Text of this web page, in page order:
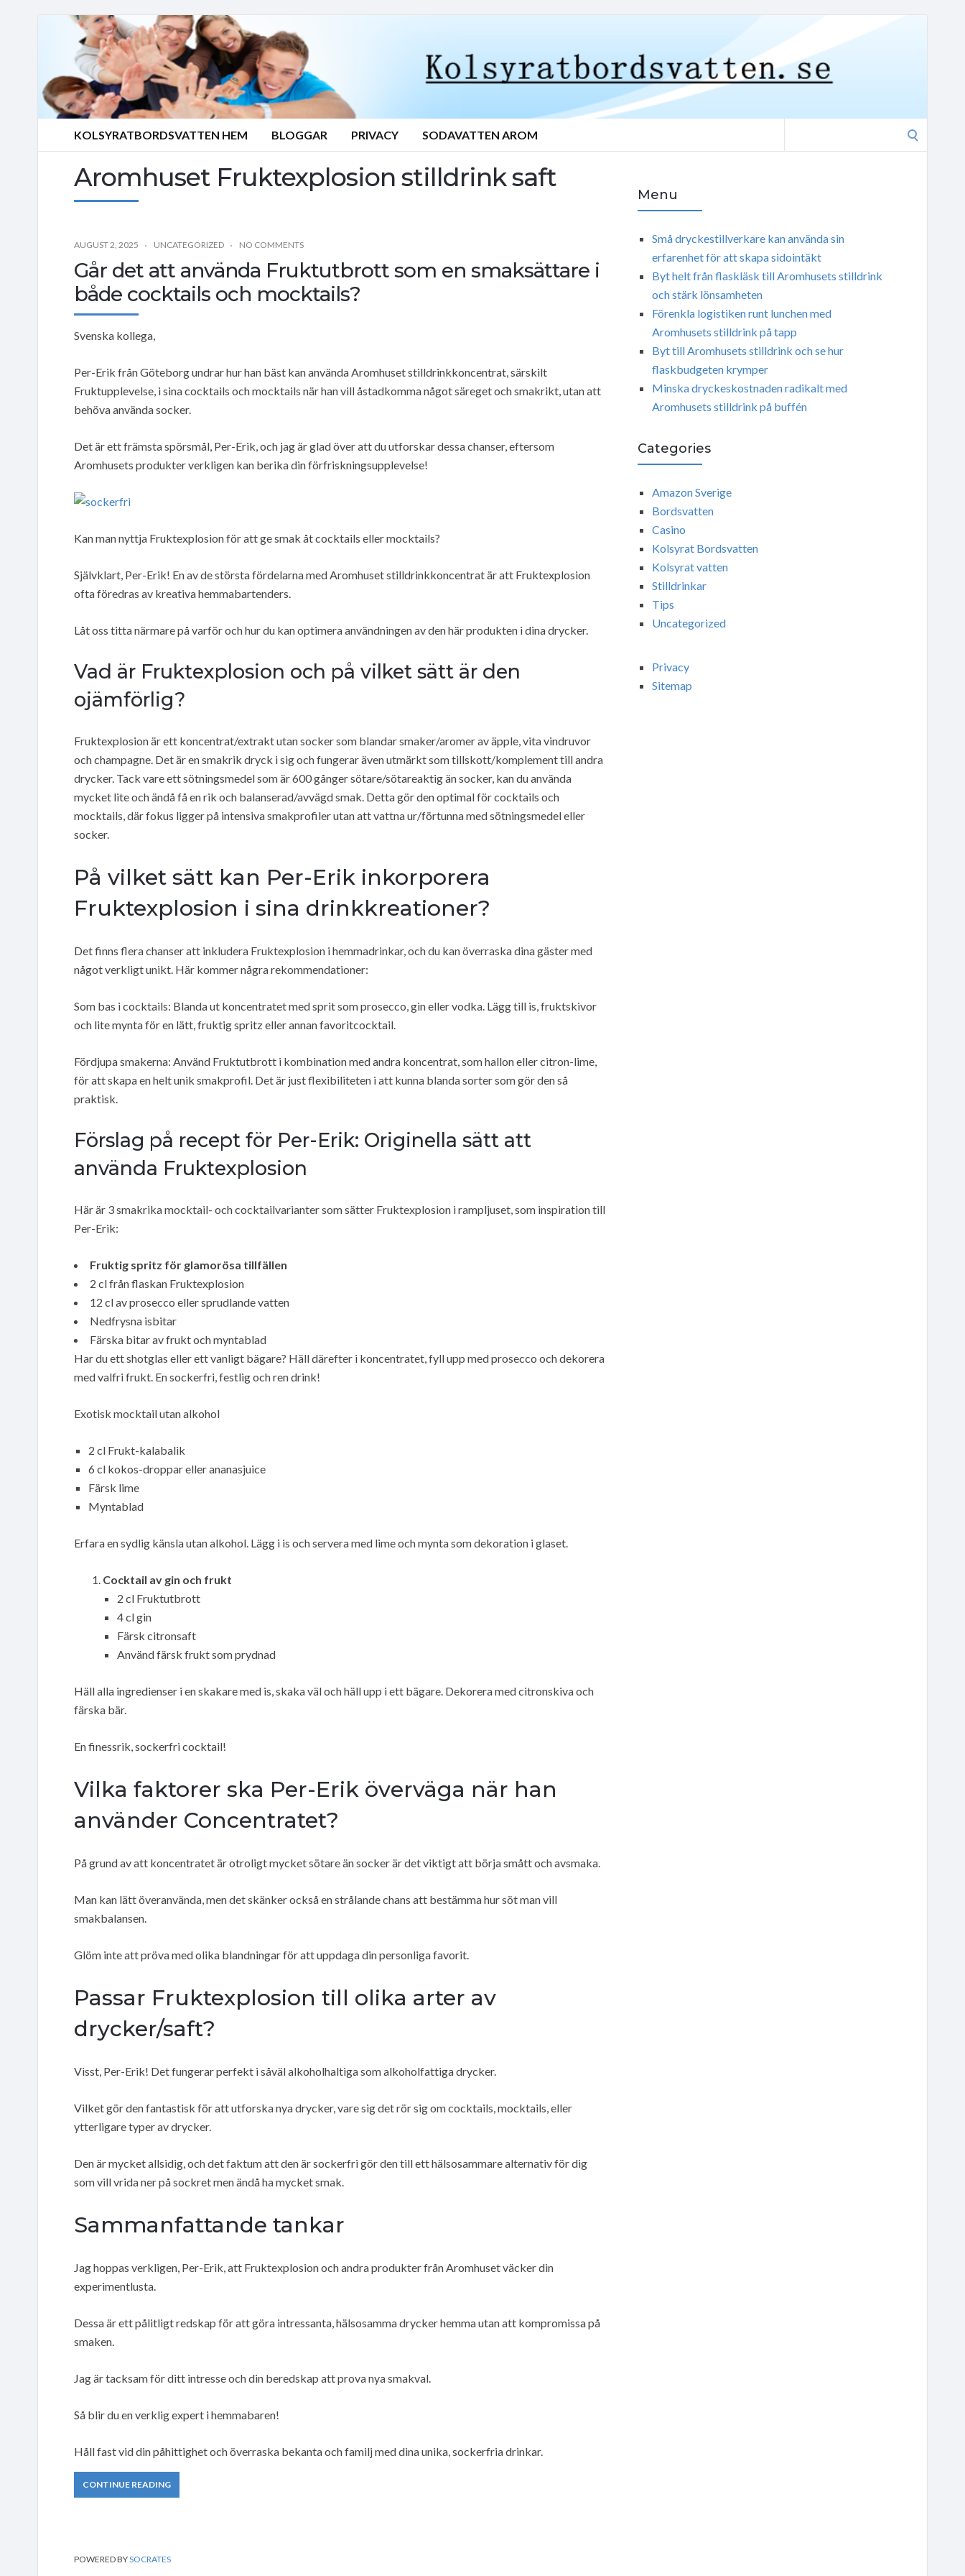
KOLSYRATBORDSVATTEN HEM BLOGGAR PRIVACY SODAVATTEN AROM
Aromhuset Fruktexplosion stilldrink saft
AUGUST 2, 2025 UNCATEGORIZED NO COMMENTS
Går det att använda Fruktutbrott som en smaksättare i
både cocktails och mocktails?
Svenska kollega,
Per-Erik från Göteborg undrar hur han bäst kan använda Aromhuset stilldrinkkoncentrat, särskilt
Fruktupplevelse, i sina cocktails och mocktails när han vill åstadkomma något säreget och smakrikt, utan att
behöva använda socker.
Det är ett främsta spörsmål, Per-Erik, och jag är glad över att du utforskar dessa chanser, eftersom
Aromhusets produkter verkligen kan berika din förfriskningsupplevelse!
Kan man nyttja Fruktexplosion för att ge smak åt cocktails eller mocktails?
Självklart, Per-Erik! En av de största fördelarna med Aromhuset stilldrinkkoncentrat är att Fruktexplosion
ofta föredras av kreativa hemmabartenders.
Låt oss titta närmare på varför och hur du kan optimera användningen av den här produkten i dina drycker.
Vad är Fruktexplosion och på vilket sätt är den
ojämförlig?
Fruktexplosion är ett koncentrat/extrakt utan socker som blandar smaker/aromer av äpple, vita vindruvor
och champagne. Det är en smakrik dryck i sig och fungerar även utmärkt som tillskott/komplement till andra
drycker. Tack vare ett sötningsmedel som är 600 gånger sötare/sötareaktig än socker, kan du använda
mycket lite och ändå få en rik och balanserad/avvägd smak. Detta gör den optimal för cocktails och
mocktails, där fokus ligger på intensiva smakprofiler utan att vattna ur/förtunna med sötningsmedel eller
socker.
På vilket sätt kan Per-Erik inkorporera
Fruktexplosion i sina drinkkreationer?
Det finns flera chanser att inkludera Fruktexplosion i hemmadrinkar, och du kan överraska dina gäster med
något verkligt unikt. Här kommer några rekommendationer:
Som bas i cocktails: Blanda ut koncentratet med sprit som prosecco, gin eller vodka. Lägg till is, fruktskivor
och lite mynta för en lätt, fruktig spritz eller annan favoritcocktail.
Fördjupa smakerna: Använd Fruktutbrott i kombination med andra koncentrat, som hallon eller citron-lime,
för att skapa en helt unik smakprofil. Det är just flexibiliteten i att kunna blanda sorter som gör den så
praktisk.
Förslag på recept för Per-Erik: Originella sätt att
använda Fruktexplosion
Här är 3 smakrika mocktail- och cocktailvarianter som sätter Fruktexplosion i rampljuset, som inspiration till
Per-Erik:
Fruktig spritz för glamorösa tillfällen
2 cl från flaskan Fruktexplosion
12 cl av prosecco eller sprudlande vatten
Nedfrysna isbitar
Färska bitar av frukt och myntablad
Har du ett shotglas eller ett vanligt bägare? Häll därefter i koncentratet, fyll upp med prosecco och dekorera
med valfri frukt. En sockerfri, festlig och ren drink!
Exotisk mocktail utan alkohol
2 cl Frukt-kalabalik
6 cl kokos-droppar eller ananasjuice
Färsk lime
Myntablad
Erfara en sydlig känsla utan alkohol. Lägg i is och servera med lime och mynta som dekoration i glaset.
Cocktail av gin och frukt
2 cl Fruktutbrott
4 cl gin
Färsk citronsaft
Använd färsk frukt som prydnad
Häll alla ingredienser i en skakare med is, skaka väl och häll upp i ett bägare. Dekorera med citronskiva och
färska bär.
En finessrik, sockerfri cocktail!
Vilka faktorer ska Per-Erik överväga när han
använder Concentratet?
På grund av att koncentratet är otroligt mycket sötare än socker är det viktigt att börja smått och avsmaka.
Man kan lätt överanvända, men det skänker också en strålande chans att bestämma hur söt man vill
smakbalansen.
Glöm inte att pröva med olika blandningar för att uppdaga din personliga favorit.
Passar Fruktexplosion till olika arter av
drycker/saft?
Visst, Per-Erik! Det fungerar perfekt i såväl alkoholhaltiga som alkoholfattiga drycker.
Vilket gör den fantastisk för att utforska nya drycker, vare sig det rör sig om cocktails, mocktails, eller
ytterligare typer av drycker.
Den är mycket allsidig, och det faktum att den är sockerfri gör den till ett hälsosammare alternativ för dig
som vill vrida ner på sockret men ändå ha mycket smak.
Sammanfattande tankar
Jag hoppas verkligen, Per-Erik, att Fruktexplosion och andra produkter från Aromhuset väcker din
experimentlusta.
Dessa är ett pålitligt redskap för att göra intressanta, hälsosamma drycker hemma utan att kompromissa på
smaken.
Jag är tacksam för ditt intresse och din beredskap att prova nya smakval.
Så blir du en verklig expert i hemmabaren!
Håll fast vid din påhittighet och överraska bekanta och familj med dina unika, sockerfria drinkar.
CONTINUE READING
Menu
Små dryckestillverkare kan använda sin
erfarenhet för att skapa sidointäkt
Byt helt från flaskläsk till Aromhusets stilldrink
och stärk lönsamheten
Förenkla logistiken runt lunchen med
Aromhusets stilldrink på tapp
Byt till Aromhusets stilldrink och se hur
flaskbudgeten krymper
Minska dryckeskostnaden radikalt med
Aromhusets stilldrink på buffén
Categories
Amazon Sverige
Bordsvatten
Casino
Kolsyrat Bordsvatten
Kolsyrat vatten
Stilldrinkar
Tips
Uncategorized
Privacy
Sitemap
POWERED BYSOCRATES